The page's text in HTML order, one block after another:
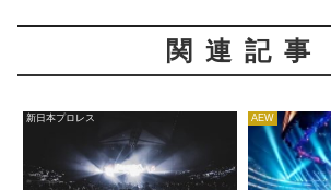
関連記事
新日本プロレス AEW